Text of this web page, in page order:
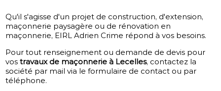
Qu'il s'agisse d'un projet de construction, d'extension,
maçonnerie paysagère ou de rénovation en
maçonnerie, EIRL Adrien Crime répond à vos besoins.
Pour tout renseignement ou demande de devis pour
vos travaux de maçonnerie à Lecelles, contactez la
société par mail via le formulaire de contact ou par
téléphone.